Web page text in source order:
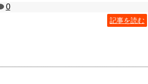
0
記事を読む